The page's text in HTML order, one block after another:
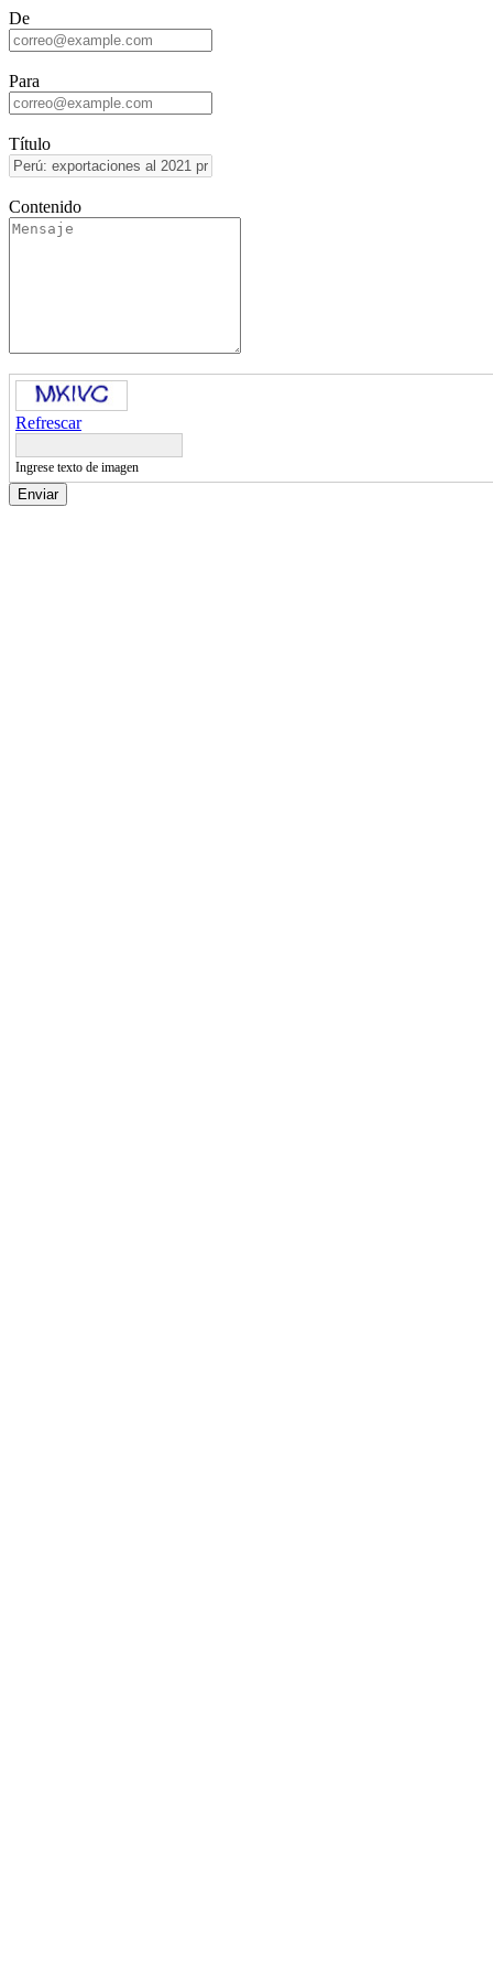
De
Para
Título
Contenido
Refrescar
Ingrese texto de imagen